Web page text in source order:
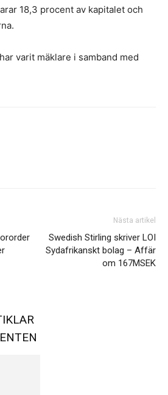
18,3 procent av kapitalet och
varit mäklare i samband med
Nästa artikel
Swedish Stirling skriver LOI
Sydafrikanskt bolag – Affär
om 167MSEK